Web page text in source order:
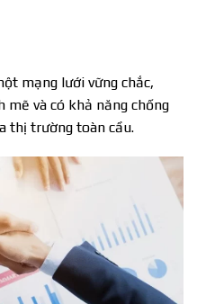
mạng lưới vững chắc,
và có khả năng chống
thị trường toàn cầu.